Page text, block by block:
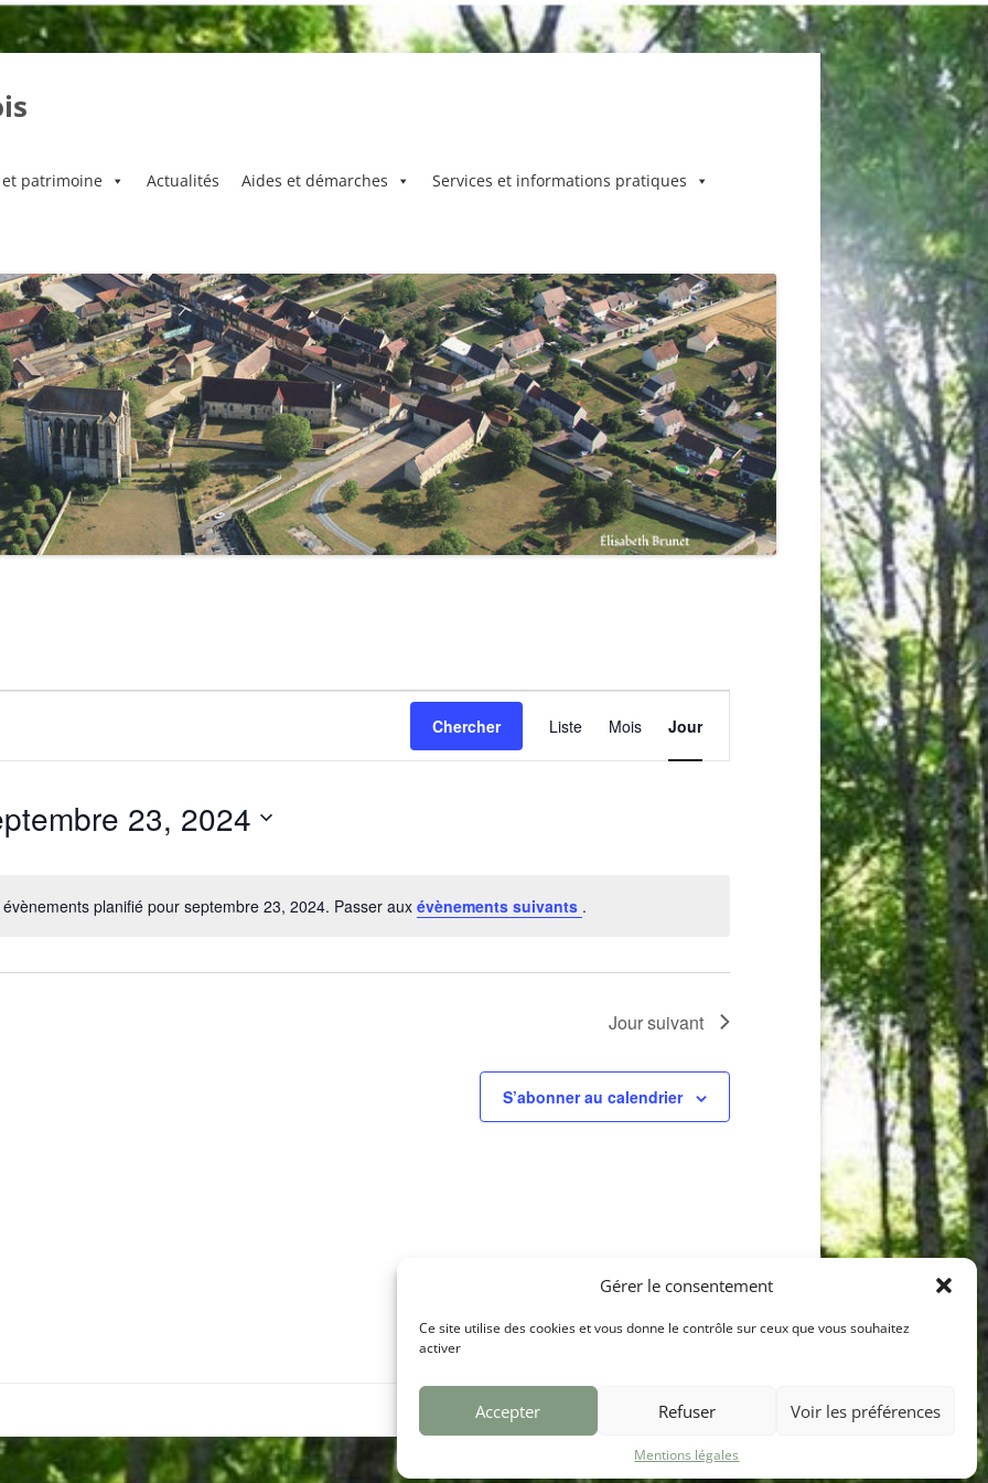
Gérer le consentement
Ce site utilise des cookies et vous donne le contrôle sur ceux que vous souhaitez
activer
Accepter Refuser Voir les préférences
Mentions légales
patrimoine Actualités Aides et démarches Services et informations pratiques
Notice
planifié pour septembre 23, 2024. Passer aux évènements suivants .
Chercher
Navigation
vues
Liste Mois Jour
23, 2024
Jour suivant
S’abonner au calendrier